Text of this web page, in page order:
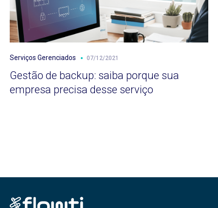
Serviços Gerenciados 07/12/2021
Gestão de backup: saiba porque sua
empresa precisa desse serviço